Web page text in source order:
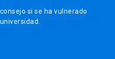
si se ha vulnerado